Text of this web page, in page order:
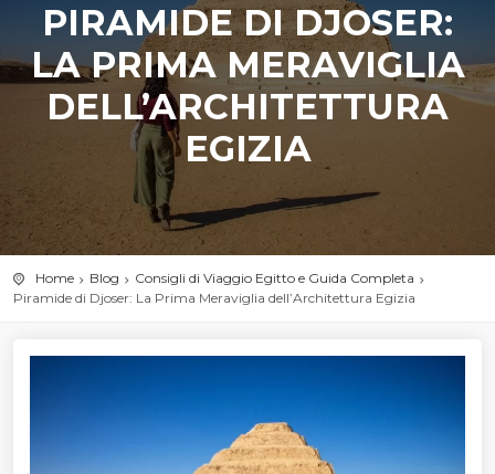
PIRAMIDE DI DJOSER:
LA PRIMA MERAVIGLIA
DELL’ARCHITETTURA
EGIZIA
Home Blog
Consigli di Viaggio Egitto e Guida Completa
Piramide di Djoser: La Prima Meraviglia dell’Architettura Egizia